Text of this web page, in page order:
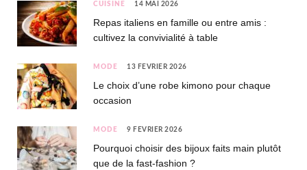
CUISINE 14 MAI 2026
Repas italiens en famille ou entre amis :
cultivez la convivialité à table
MODE 13 FÉVRIER 2026
Le choix d’une robe kimono pour chaque
occasion
MODE 9 FÉVRIER 2026
Pourquoi choisir des bijoux faits main plutôt
que de la fast-fashion ?